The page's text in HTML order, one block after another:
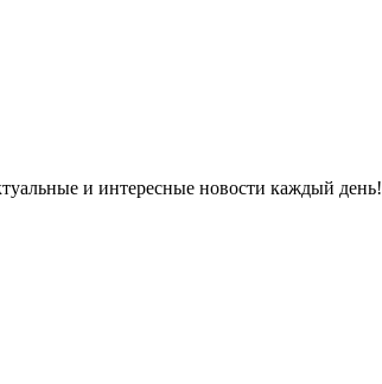
и интересные новости каждый день!